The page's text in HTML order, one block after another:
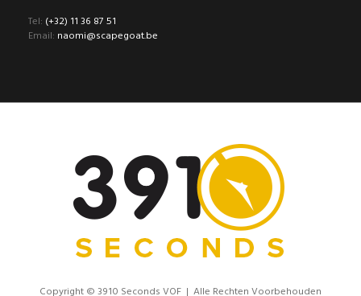
Tel: (+32) 11 36 87 51
Email: naomi@scapegoat.be
Copyright © 3910 Seconds VOF | Alle Rechten Voorbehouden